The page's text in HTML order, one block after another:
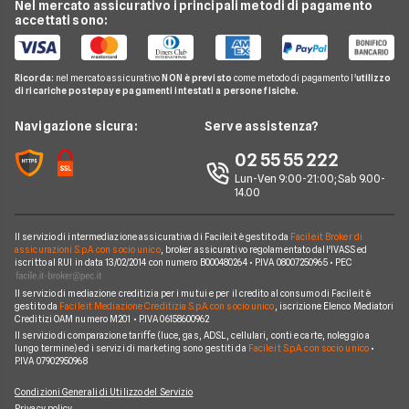
Conti e Carte
Telefonia Mobile
Pay TV
Noleggio Lungo Termine
News
Chi siamo
Perché scegliere Facile.it
Mappa del sito
Mutuo Costruzione Casa
Mutuo Liquidità
Mutui Asta
Sostituzione Mutuo
Mutuo a tasso variabile
Mutuo a tasso misto
Mutui Agevolati
Mutuo 100 per cento
Banca Mediolanum
Intesa Sanpaolo
UBI Banca
BNL
ING
Poste Italiane
Credit Agricole
CheBanca!
Credem
Banche e finanziarie
Guida Mutui
Domande Mutui
Glossario Mutui
Notizie Mutui
Argomenti in evidenza Mutui
Calcolatore rata mutuo
Nel mercato assicurativo i principali metodi di pagamento
accettati sono:
Ricorda: nel mercato assicurativo NON è previsto come metodo di pagamento l'utilizzo
di ricariche postepay e pagamenti intestati a persone fisiche.
Navigazione sicura: Serve assistenza?
02 55 55 222
Lun-Ven 9:00-21:00; Sab 9.00-
14.00
Il servizio di intermediazione assicurativa di Facile.it è gestito da Facile.it Broker di
assicurazioni S.p.A. con socio unico, broker assicurativo regolamentato dall'IVASS ed
iscritto al RUI in data 13/02/2014 con numero B000480264 • P.IVA 08007250965 • PEC
Il servizio di mediazione creditizia per i mutui e per il credito al consumo di Facile.it è
gestito da Facile.it Mediazione Creditizia S.p.A. con socio unico , iscrizione Elenco Mediatori
Creditizi OAM numero M201 • P.IVA 06158600962
Il servizio di comparazione tariffe (luce, gas, ADSL, cellulari, conti e carte, noleggio a
lungo termine) ed i servizi di marketing sono gestiti da Facile.it S.p.A. con socio unico•
P.IVA 07902950968
Condizioni Generali di Utilizzo del Servizio